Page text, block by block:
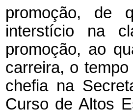
promoção, de
interstício na
promoção, ao
carreira, o
chefia na
Curso de Altos